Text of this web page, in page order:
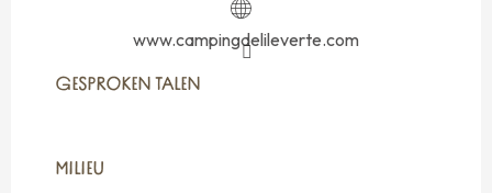
www.campingdelileverte.com
GESPROKEN TALEN
GESPROKEN TALEN
MILIEU
MILIEU